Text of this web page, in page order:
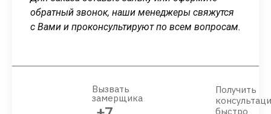
обратный звонок, наши менеджеры свяжутся
с Вами и проконсультируют по всем вопросам.
Вызвать
замерщика
Получить
быстро